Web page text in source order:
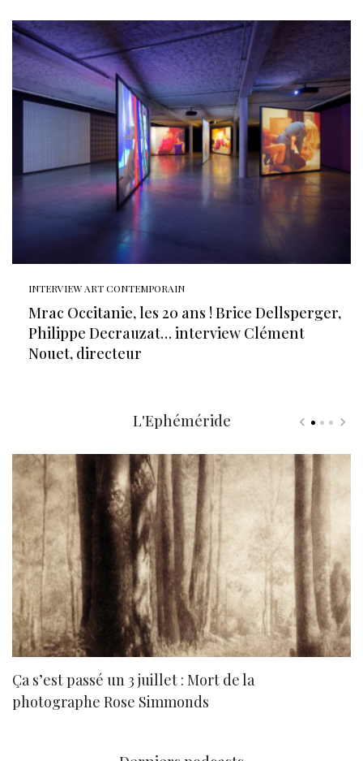
INTERVIEW ART CONTEMPORAIN
Mrac Occitanie, les 20 ans ! Brice Dellsperger,
Philippe Decrauzat… interview Clément
Nouet, directeur
L'Ephéméride
Ça s’est passé un 3 juillet : Mort de la
photographe Rose Simmonds